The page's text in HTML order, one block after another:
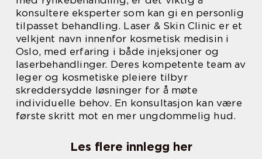
konsultere eksperter som kan gi en personlig
tilpasset behandling. Laser & Skin Clinic er et
velkjent navn innenfor kosmetisk medisin i
Oslo, med erfaring i både injeksjoner og
laserbehandlinger. Deres kompetente team av
leger og kosmetiske pleiere tilbyr
skreddersydde løsninger for å møte
individuelle behov. En konsultasjon kan være
første skritt mot en mer ungdommelig hud.
Les flere innlegg her